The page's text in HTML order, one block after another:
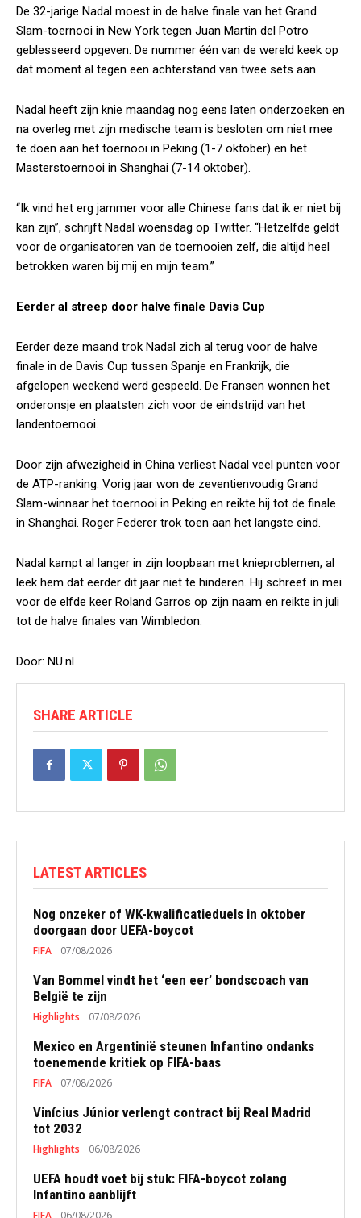
De 32-jarige Nadal moest in de halve finale van het Grand
Slam-toernooi in New York tegen Juan Martin del Potro
geblesseerd opgeven. De nummer één van de wereld keek op
dat moment al tegen een achterstand van twee sets aan.
Nadal heeft zijn knie maandag nog eens laten onderzoeken en
na overleg met zijn medische team is besloten om niet mee
te doen aan het toernooi in Peking (1-7 oktober) en het
Masterstoernooi in Shanghai (7-14 oktober).
“Ik vind het erg jammer voor alle Chinese fans dat ik er niet bij
kan zijn”, schrijft Nadal woensdag op Twitter. “Hetzelfde geldt
voor de organisatoren van de toernooien zelf, die altijd heel
betrokken waren bij mij en mijn team.”
Eerder al streep door halve finale Davis Cup
Eerder deze maand trok Nadal zich al terug voor de halve
finale in de Davis Cup tussen Spanje en Frankrijk, die
afgelopen weekend werd gespeeld. De Fransen wonnen het
onderonsje en plaatsten zich voor de eindstrijd van het
landentoernooi.
Door zijn afwezigheid in China verliest Nadal veel punten voor
de ATP-ranking. Vorig jaar won de zeventienvoudig Grand
Slam-winnaar het toernooi in Peking en reikte hij tot de finale
in Shanghai. Roger Federer trok toen aan het langste eind.
Nadal kampt al langer in zijn loopbaan met knieproblemen, al
leek hem dat eerder dit jaar niet te hinderen. Hij schreef in mei
voor de elfde keer Roland Garros op zijn naam en reikte in juli
tot de halve finales van Wimbledon.
Door: NU.nl
SHARE ARTICLE
LATEST ARTICLES
Nog onzeker of WK-kwalificatieduels in oktober
doorgaan door UEFA-boycot
FIFA 07/08/2026
Van Bommel vindt het ‘een eer’ bondscoach van
België te zijn
Highlights 07/08/2026
Mexico en Argentinië steunen Infantino ondanks
toenemende kritiek op FIFA-baas
FIFA 07/08/2026
Vinícius Júnior verlengt contract bij Real Madrid
tot 2032
Highlights 06/08/2026
UEFA houdt voet bij stuk: FIFA-boycot zolang
Infantino aanblijft
FIFA 06/08/2026